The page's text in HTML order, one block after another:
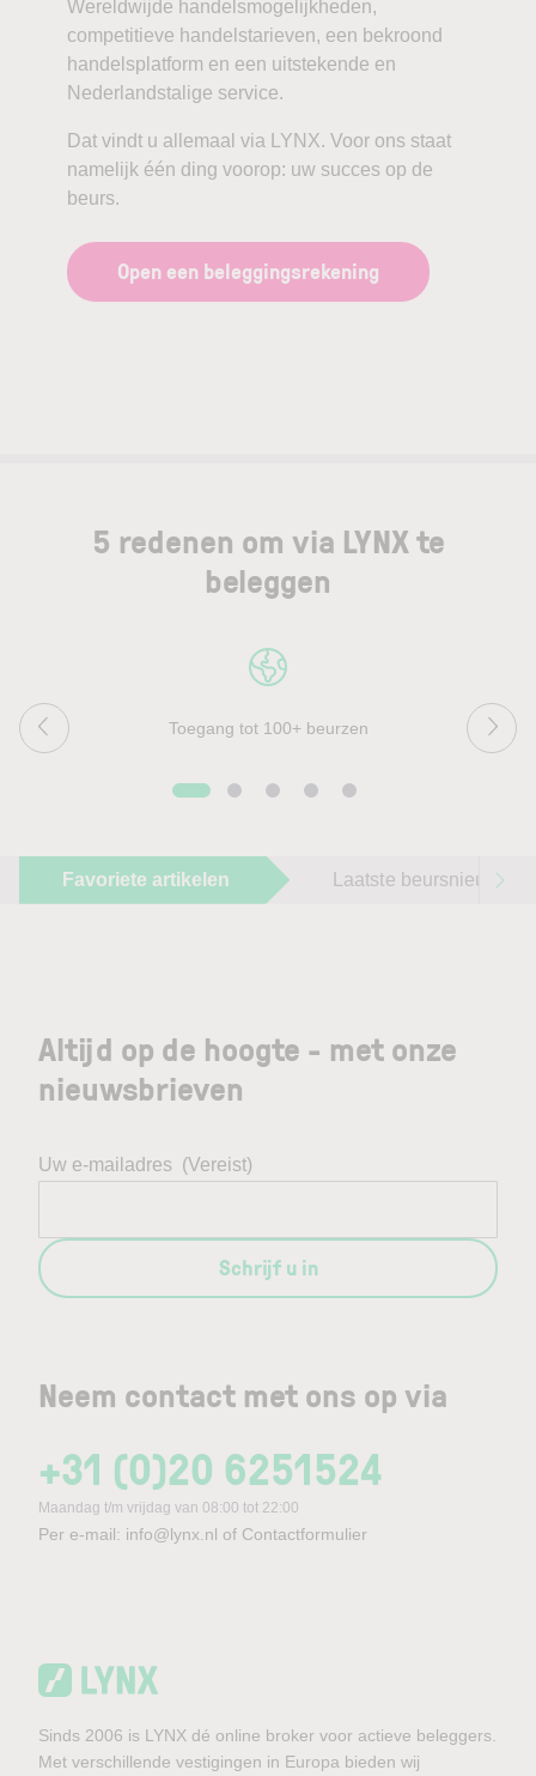
Wereldwijde handelsmogelijkheden,
competitieve handelstarieven, een bekroond
handelsplatform en een uitstekende en
Nederlandstalige service.
Dat vindt u allemaal via LYNX. Voor ons staat
namelijk één ding voorop: uw succes op de
beurs.
Open een beleggingsrekening
5 redenen om via LYNX te
beleggen
Toegang tot 100+ beurzen
Favoriete artikelen Laatste beursnieuws
Neem contact met ons op via
+31 (0)20 6251524
Maandag t/m vrijdag van 08:00 tot 22:00
Per e-mail: info@lynx.nl of Contactformulier
Altijd op de hoogte - met onze
nieuwsbrieven
Uw e-mailadres (Vereist)
Schrijf u in
Sinds 2006 is LYNX dé online broker voor actieve beleggers.
Met verschillende vestigingen in Europa bieden wij